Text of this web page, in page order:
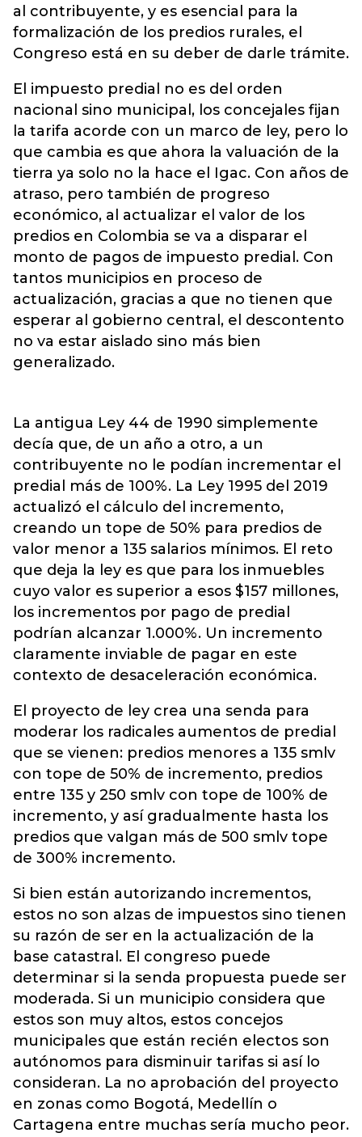
al contribuyente, y es esencial para la
formalización de los predios rurales, el
Congreso está en su deber de darle trámite.
El impuesto predial no es del orden
nacional sino municipal, los concejales fijan
la tarifa acorde con un marco de ley, pero lo
que cambia es que ahora la valuación de la
tierra ya solo no la hace el Igac. Con años de
atraso, pero también de progreso
económico, al actualizar el valor de los
predios en Colombia se va a disparar el
monto de pagos de impuesto predial. Con
tantos municipios en proceso de
actualización, gracias a que no tienen que
esperar al gobierno central, el descontento
no va estar aislado sino más bien
generalizado.
La antigua Ley 44 de 1990 simplemente
decía que, de un año a otro, a un
contribuyente no le podían incrementar el
predial más de 100%. La Ley 1995 del 2019
actualizó el cálculo del incremento,
creando un tope de 50% para predios de
valor menor a 135 salarios mínimos. El reto
que deja la ley es que para los inmuebles
cuyo valor es superior a esos $157 millones,
los incrementos por pago de predial
podrían alcanzar 1.000%. Un incremento
claramente inviable de pagar en este
contexto de desaceleración económica.
El proyecto de ley crea una senda para
moderar los radicales aumentos de predial
que se vienen: predios menores a 135 smlv
con tope de 50% de incremento, predios
entre 135 y 250 smlv con tope de 100% de
incremento, y así gradualmente hasta los
predios que valgan más de 500 smlv tope
de 300% incremento.
Si bien están autorizando incrementos,
estos no son alzas de impuestos sino tienen
su razón de ser en la actualización de la
base catastral. El congreso puede
determinar si la senda propuesta puede ser
moderada. Si un municipio considera que
estos son muy altos, estos concejos
municipales que están recién electos son
autónomos para disminuir tarifas si así lo
consideran. La no aprobación del proyecto
en zonas como Bogotá, Medellín o
Cartagena entre muchas sería mucho peor.